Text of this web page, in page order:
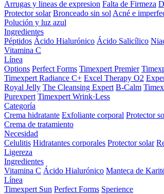
Arrugas y lineas de expresion Falta de Firmeza
Protector solar Bronceado sin sol Acné e
Polución y luz azul
Ingredientes
Péptidos Ácido Hialurónico Ácido Salicílico
Vitamina C
Línea
Options Perfect Forms Timexpert Premier
Timexpert Radiance C+ Excel Therapy O2
Royal Jelly The Cleansing Expert B-Calm
Purexpert Timexpert Wrink·Less
Categoría
Crema hidratante Exfoliante corporal Protector
Crema de tratamiento
Necesidad
Celulitis Hidratantes corporales Protector solar
Ligereza
Ingredientes
Vitamina C Ácido Hialurónico Manteca de
Línea
Timexpert Sun Perfect Forms Sperience